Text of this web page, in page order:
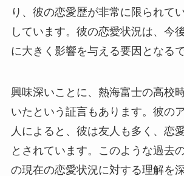
り、彼の恋愛歴が非常に限られて
しています。彼の恋愛状況は、今
に大きく影響を与える要因となる
興味深いことに、熱海富士の高校
いたという証言もあります。彼の
人によると、彼は友人も多く、恋
とされています。このような過去
の現在の恋愛状況に対する理解を